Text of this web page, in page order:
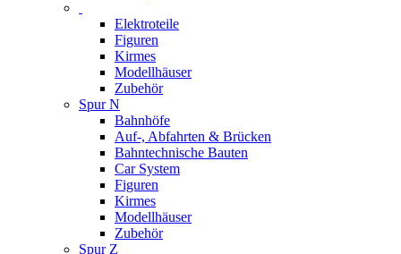
Elektroteile
Figuren
Kirmes
Modellhäuser
Zubehör
Spur N
Bahnhöfe
Auf-, Abfahrten & Brücken
Bahntechnische Bauten
Car System
Figuren
Kirmes
Modellhäuser
Zubehör
Spur Z